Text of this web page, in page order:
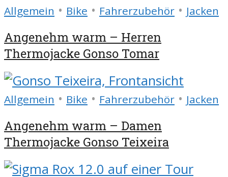
Allgemein • Bike • Fahrerzubehör • Jacken
Angenehm warm – Herren
Thermojacke Gonso Tomar
Allgemein • Bike • Fahrerzubehör • Jacken
Angenehm warm – Damen
Thermojacke Gonso Teixeira